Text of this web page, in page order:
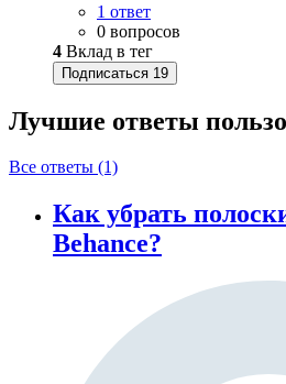
1 ответ
0 вопросов
4 Вклад в тег
Подписаться 19
Лучшие ответы
Все ответы (1)
Как убрать
Behance?